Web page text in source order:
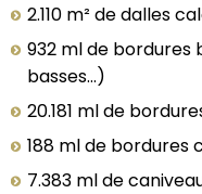
2.110 m² de dalles
932 ml de bordures
basses...)
20.181 ml de
188 ml de bordures
7.383 ml de